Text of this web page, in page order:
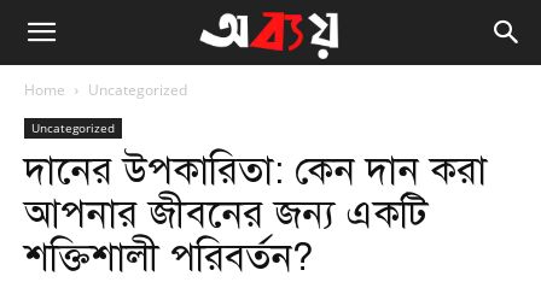
Home Uncategorized
Uncategorized
দানের উপকারিতা: কেন দান করা
আপনার জীবনের জন্য একটি
শক্তিশালী পরিবর্তন?